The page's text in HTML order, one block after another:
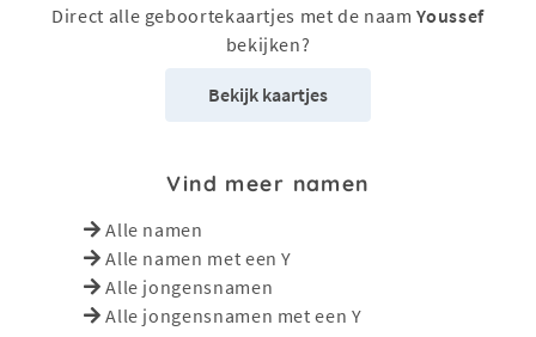
Direct alle geboortekaartjes met de naamYoussef
bekijken?
Bekijk kaartjes
Vind meer namen
Alle namen
Alle namen met een Y
Alle jongensnamen
Alle jongensnamen met een Y